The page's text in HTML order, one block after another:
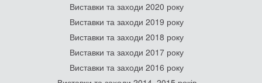
Виставки та заходи 2020 року
Виставки та заходи 2019 року
Виставки та заходи 2018 року
Виставки та заходи 2017 року
Виставки та заходи 2016 року